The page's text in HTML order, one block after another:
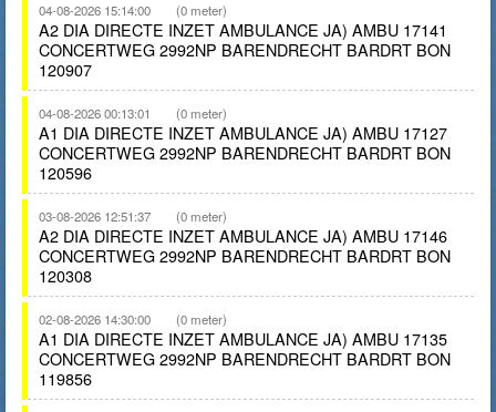
04-08-2026 15:14:00 (0 meter)
A2 DIA DIRECTE INZET AMBULANCE JA) AMBU 17141
CONCERTWEG 2992NP BARENDRECHT BARDRT BON
120907
04-08-2026 00:13:01 (0 meter)
A1 DIA DIRECTE INZET AMBULANCE JA) AMBU 17127
CONCERTWEG 2992NP BARENDRECHT BARDRT BON
120596
03-08-2026 12:51:37 (0 meter)
A2 DIA DIRECTE INZET AMBULANCE JA) AMBU 17146
CONCERTWEG 2992NP BARENDRECHT BARDRT BON
120308
02-08-2026 14:30:00 (0 meter)
A1 DIA DIRECTE INZET AMBULANCE JA) AMBU 17135
CONCERTWEG 2992NP BARENDRECHT BARDRT BON
119856